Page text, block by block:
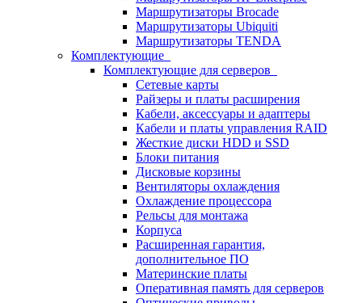
Маршрутизаторы Brocade
Маршрутизаторы Ubiquiti
Маршрутизаторы TENDA
Комплектующие
Комплектующие для серверов
Сетевые карты
Райзеры и платы расширения
Кабели, аксессуары и адаптеры
Кабели и платы управления RAID
Жесткие диски HDD и SSD
Блоки питания
Дисковые корзины
Вентиляторы охлаждения
Охлаждение процессора
Рельсы для монтажа
Корпуса
Расширенная гарантия,
дополнительное ПО
Материнские платы
Оперативная память для серверов